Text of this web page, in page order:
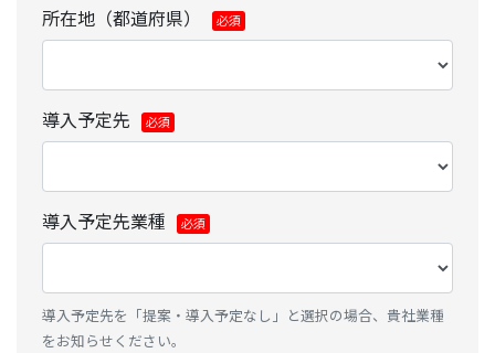
所在地（都道府県）
導入予定先
導入予定先業種
導入予定先を「提案・導入予定なし」と選択の場合、貴社業種
をお知らせください。